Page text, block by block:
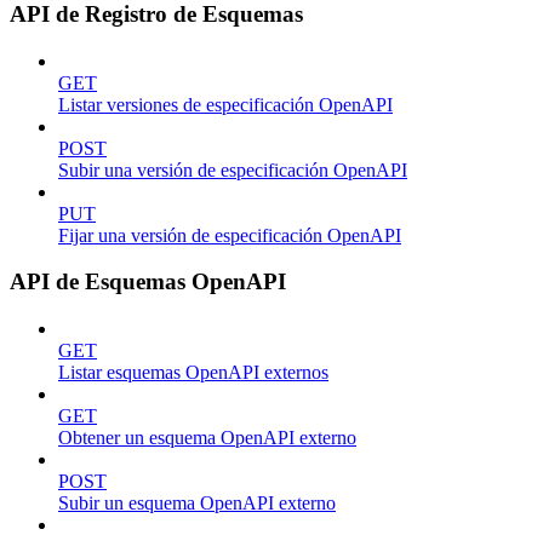
API de Registro de Esquemas
GET
Listar versiones de especificación OpenAPI
POST
Subir una versión de especificación OpenAPI
PUT
Fijar una versión de especificación OpenAPI
API de Esquemas OpenAPI
GET
Listar esquemas OpenAPI externos
GET
Obtener un esquema OpenAPI externo
POST
Subir un esquema OpenAPI externo